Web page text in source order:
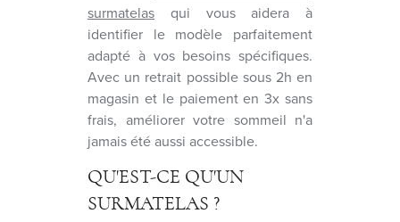
surmatelas qui vous aidera à
identifier le modèle parfaitement
adapté à vos besoins spécifiques.
Avec un retrait possible sous 2h en
magasin et le paiement en 3x sans
frais, améliorer votre sommeil n'a
jamais été aussi accessible.
QU'EST-CE QU'UN
SURMATELAS ?